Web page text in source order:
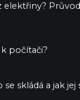
elektřiny?
počítači?
skládá a jak jej